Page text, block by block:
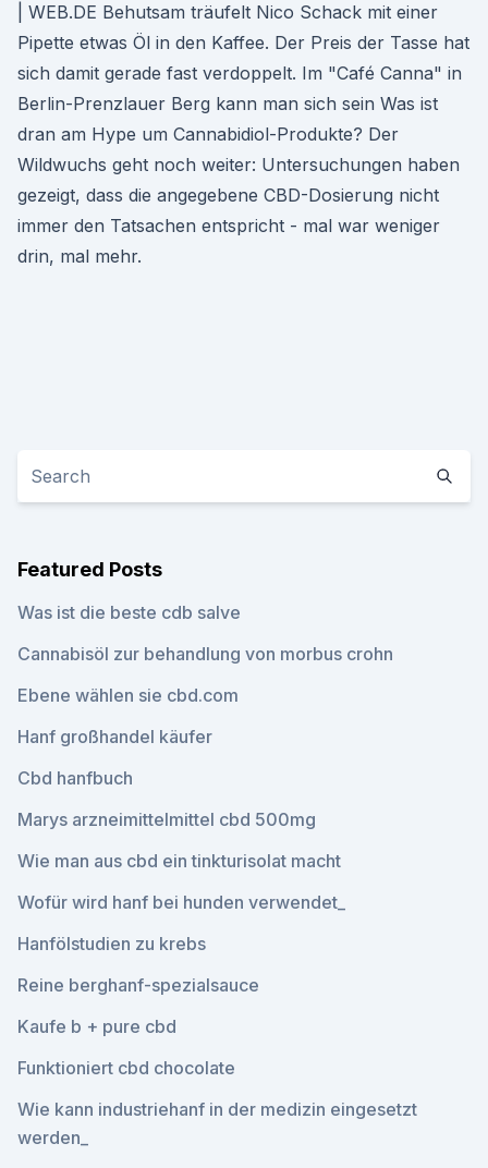
| WEB.DE Behutsam träufelt Nico Schack mit einer
Pipette etwas Öl in den Kaffee. Der Preis der Tasse hat
sich damit gerade fast verdoppelt. Im "Café Canna" in
Berlin-Prenzlauer Berg kann man sich sein Was ist
dran am Hype um Cannabidiol-Produkte? Der
Wildwuchs geht noch weiter: Untersuchungen haben
gezeigt, dass die angegebene CBD-Dosierung nicht
immer den Tatsachen entspricht - mal war weniger
drin, mal mehr.
Featured Posts
Was ist die beste cdb salve
Cannabisöl zur behandlung von morbus crohn
Ebene wählen sie cbd.com
Hanf großhandel käufer
Cbd hanfbuch
Marys arzneimittelmittel cbd 500mg
Wie man aus cbd ein tinkturisolat macht
Wofür wird hanf bei hunden verwendet_
Hanfölstudien zu krebs
Reine berghanf-spezialsauce
Kaufe b + pure cbd
Funktioniert cbd chocolate
Wie kann industriehanf in der medizin eingesetzt
werden_